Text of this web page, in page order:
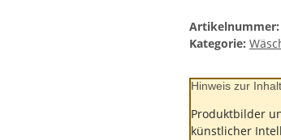
Artikelnummer:
Kategorie:
Hinweis zur
Produktbilder
künstlicher